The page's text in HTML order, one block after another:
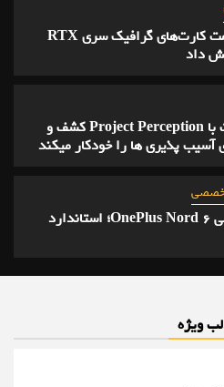
ایسوس قیمت کارت‌های گرافیک سری RTX
مایکروسافت با Project Perception کشف و
آسیب پذیری ها را خودکار میکند
بررسی گوشی OnePlus Nord 6؛ استاندارد
ویژه